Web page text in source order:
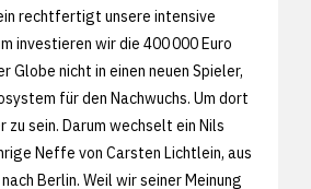
rechtfertigt unsere intensive
investieren wir die 400 000 Euro
Globe nicht in einen neuen Spieler,
für den Nachwuchs. Um dort
zu sein. Darum wechselt ein Nils
Neffe von Carsten Lichtlein, aus
Berlin. Weil wir seiner Meinung